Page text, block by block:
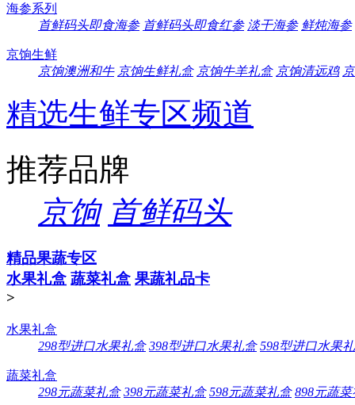
海参系列
首鲜码头即食海参 首鲜码头即食红参 淡干海参 鲜炖海参
京饷生鲜
京饷澳洲和牛 京饷生鲜礼盒 京饷牛羊礼盒 京饷清远鸡
精选生鲜专区频道
推荐品牌
京饷 首鲜码头
精品果蔬专区
水果礼盒 蔬菜礼盒 果蔬礼品卡
>
水果礼盒
298型进口水果礼盒 398型进口水果礼盒 598型进口水果
蔬菜礼盒
298元蔬菜礼盒 398元蔬菜礼盒 598元蔬菜礼盒 898元蔬菜